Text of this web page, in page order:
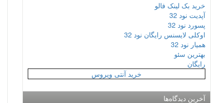
خرید بک لینک فالو
آپدیت نود 32
پسورد نود 32
اوکلی لایسنس رایگان نود 32
همیار نود 32
بهترین سئو
رایگان
خرید آنتی ویروس
آخرین دیدگاه‌ها